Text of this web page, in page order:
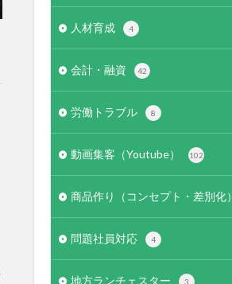
人材育成 4
会計・融資 42
労働トラブル 8
動画集客（Youtube） 102
商品作り（コンセプト・差別化）
問題社員対応 4
地方ランチェスター 3